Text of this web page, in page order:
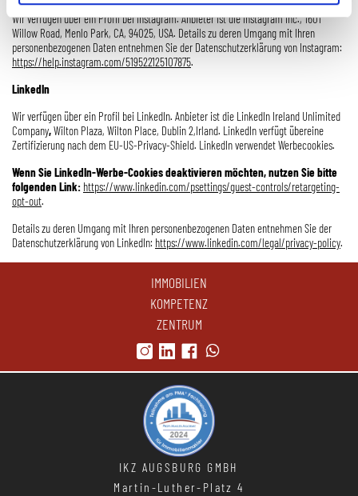
Wir verfügen über ein Profil bei Instagram. Anbieter ist die Instagram Inc., 1601
Willow Road, Menlo Park, CA, 94025, USA. Details zu deren Umgang mit Ihren
personenbezogenen Daten entnehmen Sie der Datenschutzerklärung von Instagram:
https://help.instagram.com/519522125107875.
LinkedIn
Wir verfügen über ein Profil bei LinkedIn. Anbieter ist die LinkedIn Ireland Unlimited
Company,Wilton Plaza, Wilton Place, Dublin 2,Irland. LinkedIn verfügt übereine
Zertifizierung nach dem EU-US-Privacy-Shield. LinkedIn verwendet Werbecookies.
Wenn Sie LinkedIn-Werbe-Cookies deaktivieren möchten, nutzen Sie bitte
folgenden Link: https://www.linkedin.com/psettings/guest-controls/retargeting-
opt-out.
Details zu deren Umgang mit Ihren personenbezogenen Daten entnehmen Sie der
Datenschutzerklärung von LinkedIn: https://www.linkedin.com/legal/privacy-policy.
IMMOBILIEN
KOMPETENZ
ZENTRUM
IKZ AUGSBURG GMBH
Martin-Luther-Platz 4